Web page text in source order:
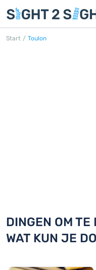
Start / Toulon
DINGEN OM TE
WAT KUN JE